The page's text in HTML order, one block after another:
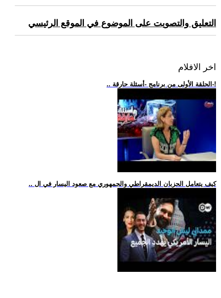
التعليق والتصويت على الموضوع في الموقع الرئيسي
اخر الافلام
.. الحلقة الأولى من برنامج -أسئلة حارقة-!
.. كيف يتعامل الحزبان الديمقراطي والجمهوري مع صعود اليسار في ال